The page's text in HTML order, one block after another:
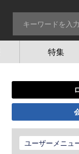
特集
ユーザーメニュ